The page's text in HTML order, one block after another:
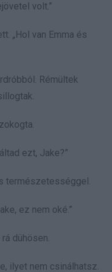
volt.”
„Hol van Emma és
Rémültek
ezt, Jake?”
természetességgel.
ez nem oké.”
dühösen.
ilyet nem csinálhatsz.